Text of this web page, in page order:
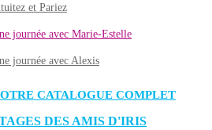
et Pariez
journée avec Marie-Estelle
journée avec Alexis
CATALOGUE COMPLET
DES AMIS D'IRIS